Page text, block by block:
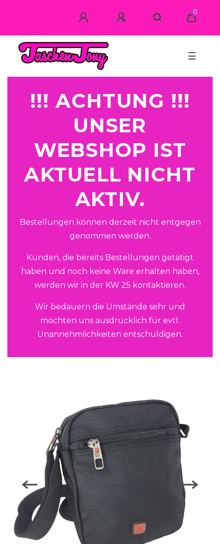
0
☰
!!! ACHTUNG !!!
UNSER
WEBSHOP IST
AKTUELL NICHT
AKTIV.
Bestellungen können derzeit nicht entgegen
genommen werden.
Kunden, die bereits Bestellungen getätigt
haben und noch keine Ware erhalten haben,
werden wir in der KW 25 kontaktieren.
Wir bedauern die Umstände sehr und
möchten uns ausdrücklich für evtl.
Unannehmlichkeiten entschuldigen.